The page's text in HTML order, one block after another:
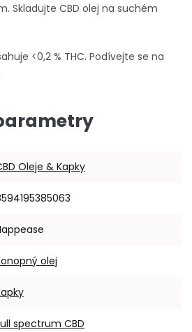
Skladujte CBD olej na suchém
<0,2 % THC. Podívejte se na
Oleje & Kapky
olej
spectrum CBD